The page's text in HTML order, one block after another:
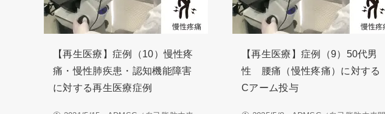
【再生医療】症例（10）慢性疼
痛・慢性肺疾患・認知機能障害
に対する再生医療症例
【再生医療】症例（9）50代男
性 腰痛（慢性疼痛）に対する
Cアーム投与